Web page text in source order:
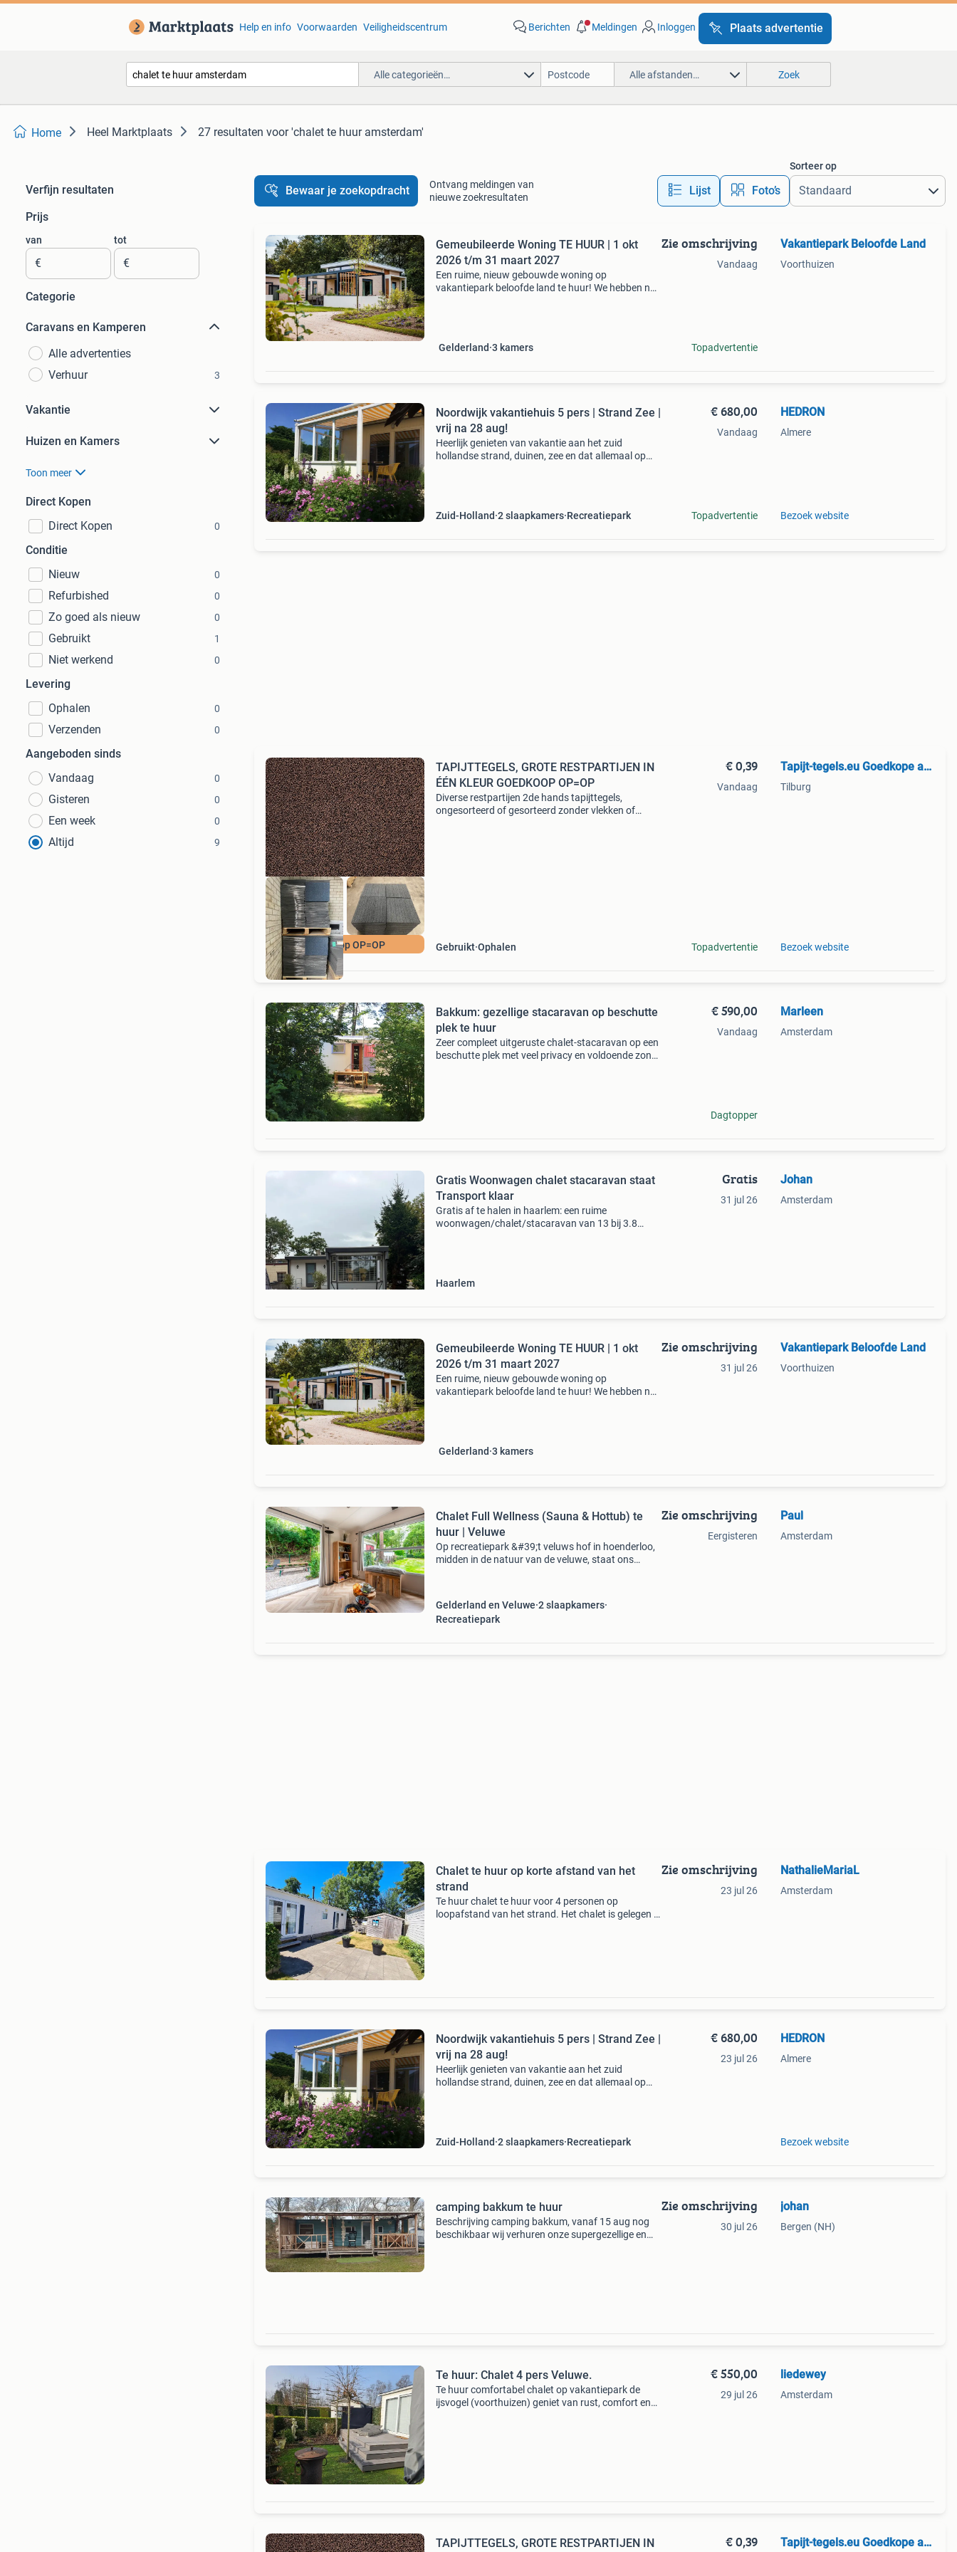
Help en info Voorwaarden Veiligheidscentrum Berichten Meldingen Inloggen Plaats advertentie
Alle categorieën… Alle afstanden… Zoek
Home Heel Marktplaats 27 resultaten voor 'chalet te huur amsterdam'
Verfijn resultaten
Prijs
van
€
tot
€
Categorie
Caravans en Kamperen
Alle advertenties
Verhuur
3
Vakantie
Huizen en Kamers
Toon meer
Direct Kopen
Direct Kopen
0
Conditie
Nieuw
0
Refurbished 0
Zo goed als nieuw 0
Gebruikt 1
Niet werkend 0
Levering
Ophalen
0
Verzenden 0
Aangeboden sinds
Vandaag
0
Gisteren 0
Een week 0
Altijd 9
Bewaar je zoekopdracht
Ontvang meldingen van
nieuwe zoekresultaten
Lijst Foto’s
Sorteer op
Gemeubileerde Woning TE HUUR | 1 okt
2026 t/m 31 maart 2027
Een ruime, nieuw gebouwde woning op
vakantiepark beloofde land te huur! We hebben nog
Gelderland 3 kamers
Zie omschrijving
Vandaag
Topadvertentie
Vakantiepark Beloofde Land
Voorthuizen
Noordwijk vakantiehuis 5 pers | Strand Zee |
vrij na 28 aug!
Heerlijk genieten van vakantie aan het zuid
hollandse strand, duinen, zee en dat allemaal op
Zuid-Holland 2 slaapkamers Recreatiepark
€ 680,00
Vandaag
Topadvertentie
HEDRON
Almere
Bezoek website
Goedkoop OP=OP
TAPIJTTEGELS, GROTE RESTPARTIJEN IN
ÉÉN KLEUR GOEDKOOP OP=OP
Diverse restpartijen 2de hands tapijttegels,
ongesorteerd of gesorteerd zonder vlekken of
Gebruikt Ophalen
€ 0,39
Vandaag
Topadvertentie
Tapijt-tegels.eu Goedkope aanbieding in Tilburg
Tilburg
Bezoek website
Bakkum: gezellige stacaravan op beschutte
plek te huur
Zeer compleet uitgeruste chalet-stacaravan op een
beschutte plek met veel privacy en voldoende zon
€ 590,00
Vandaag
Dagtopper
Marleen
Amsterdam
Gratis Woonwagen chalet stacaravan staat
Transport klaar
Gratis af te halen in haarlem: een ruime
woonwagen/chalet/stacaravan van 13 bij 3.8
Haarlem
Gratis
31 jul 26
Johan
Amsterdam
Gemeubileerde Woning TE HUUR | 1 okt
2026 t/m 31 maart 2027
Een ruime, nieuw gebouwde woning op
vakantiepark beloofde land te huur! We hebben nog
Gelderland 3 kamers
Zie omschrijving
31 jul 26
Vakantiepark Beloofde Land
Voorthuizen
Chalet Full Wellness (Sauna & Hottub) te
huur | Veluwe
Op recreatiepark &#39;t veluws hof in hoenderloo,
midden in de natuur van de veluwe, staat ons
Gelderland en Veluwe 2 slaapkamers
Recreatiepark
Zie omschrijving
Eergisteren
Paul
Amsterdam
Chalet te huur op korte afstand van het
strand
Te huur chalet te huur voor 4 personen op
loopafstand van het strand. Het chalet is gelegen in
Zie omschrijving
23 jul 26
NathalieMariaL
Amsterdam
Noordwijk vakantiehuis 5 pers | Strand Zee |
vrij na 28 aug!
Heerlijk genieten van vakantie aan het zuid
hollandse strand, duinen, zee en dat allemaal op
Zuid-Holland 2 slaapkamers Recreatiepark
€ 680,00
23 jul 26
HEDRON
Almere
Bezoek website
camping bakkum te huur
Beschrijving camping bakkum, vanaf 15 aug nog
beschikbaar wij verhuren onze supergezellige en
Zie omschrijving
30 jul 26
johan
Bergen (NH)
Te huur: Chalet 4 pers Veluwe.
Te huur comfortabel chalet op vakantiepark de
ijsvogel (voorthuizen) geniet van rust, comfort en
€ 550,00
29 jul 26
liedewey
Amsterdam
TAPIJTTEGELS, GROTE RESTPARTIJEN IN € 0,39 Tapijt-tegels.eu Goedkope aanbieding in Tilburg